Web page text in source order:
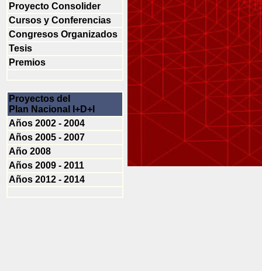
Proyecto Consolider
Cursos y Conferencias
Congresos Organizados
Tesis
Premios
Proyectos del
Plan Nacional I+D+I
Años 2002 - 2004
Años 2005 - 2007
Año 2008
Años 2009 - 2011
Años 2012 - 2014